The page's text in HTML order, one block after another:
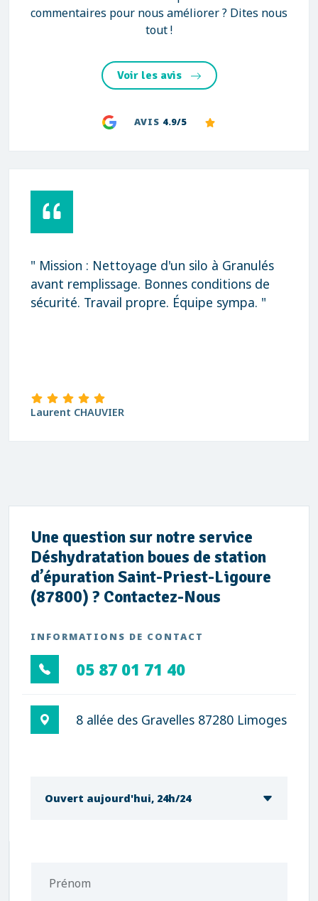
commentaires pour nous améliorer ? Dites nous
tout !
Voir les avis
AVIS 4.9/5
" Mission : Nettoyage d'un silo à Granulés
avant remplissage. Bonnes conditions de
sécurité. Travail propre. Équipe sympa. "
Laurent CHAUVIER
Une question sur notre service
Déshydratation boues de station
d’épuration Saint-Priest-Ligoure
(87800) ? Contactez-Nous
INFORMATIONS DE CONTACT
05 87 01 71 40
8 allée des Gravelles 87280 Limoges
Ouvert aujourd'hui, 24h/24
Prénom